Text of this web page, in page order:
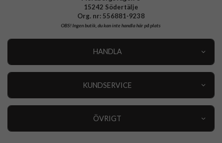
15242 Södertälje
Org. nr: 556881-9238
OBS!Ingen butik, du kan inte handla här på plats
HANDLA
KUNDSERVICE
ÖVRIGT